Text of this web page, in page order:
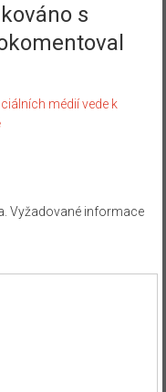
s
médií vede k
Vyžadované informace